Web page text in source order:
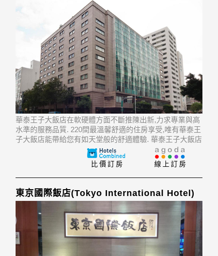
華泰王子大飯店在軟硬體方面不斷推陳出新,力求專業與高
水準的服務品質. 220間最溫馨舒適的住房享受,唯有華泰王
子大飯店能帶給您有如天堂般的舒適體驗. 華泰王子大飯店
地處臺北的核心中心,吃喝購娛,應有盡有. 華泰王子大飯店
貼心仔細的服務態度,與舒適的住宿環境如,電梯, 咖啡店,
線上訂房
比價訂房
東京國際飯店(Tokyo International Hotel)